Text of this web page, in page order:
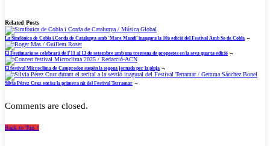
Related Posts
La Simfònica de Cobla i Corda de Catalunya amb ‘Mare Mundi’ inaugura la 10a edició del Festival Amb So de Cobla →
El Festimariu se celebrarà de l’11 al 13 de setembre amb una trentena de propostes en la seva quarta edició →
El festival Microclima de Camprodon suspèn la segona jornada per la pluja →
Sílvia Pérez Cruz encisa la primera nit del Festival Terramar →
Comments are closed.
Back to Top ↑